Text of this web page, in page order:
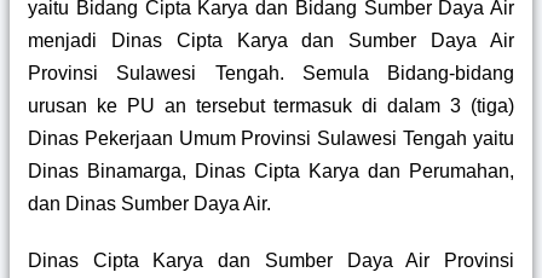
yaitu Bidang Cipta Karya dan Bidang Sumber Daya Air
menjadi Dinas Cipta Karya dan Sumber Daya Air
Provinsi Sulawesi Tengah. Semula Bidang-bidang
urusan ke PU an tersebut termasuk di dalam 3 (tiga)
Dinas Pekerjaan Umum Provinsi Sulawesi Tengah yaitu
Dinas Binamarga, Dinas Cipta Karya dan Perumahan,
dan Dinas Sumber Daya Air.
Dinas Cipta Karya dan Sumber Daya Air Provinsi